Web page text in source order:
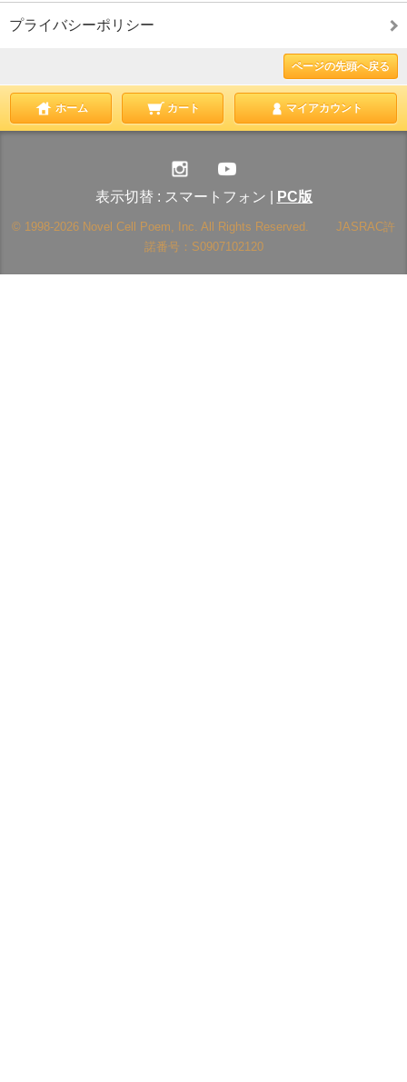
プライバシーポリシー
ページの先頭へ戻る
ホーム カート マイアカウント
表示切替 : スマートフォン PC版
© 1998-2026 Novel Cell Poem, Inc. All Rights Reserved. JASRAC許
諾番号：S0907102120